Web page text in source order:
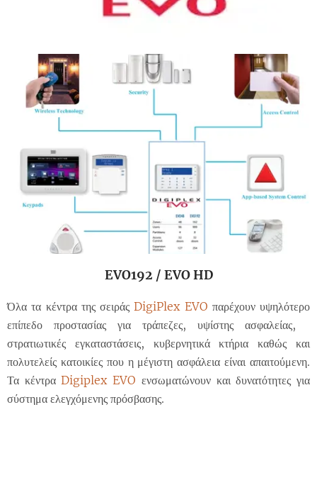
EVO192 / EVO HD
Όλα τα κέντρα της σειράςDigiPlex EVO παρέχουν υψηλότερο
επίπεδο προστασίας για τράπεζες, υψίστης ασφαλείας,
στρατιωτικές εγκαταστάσεις, κυβερνητικά κτήρια καθώς και
πολυτελείς κατοικίες που η μέγιστη ασφάλεια είναι απαιτούμενη.
Τα κέντραDigiplex EVO ενσωματώνουν και δυνατότητες για
σύστημα ελεγχόμενης πρόσβασης.